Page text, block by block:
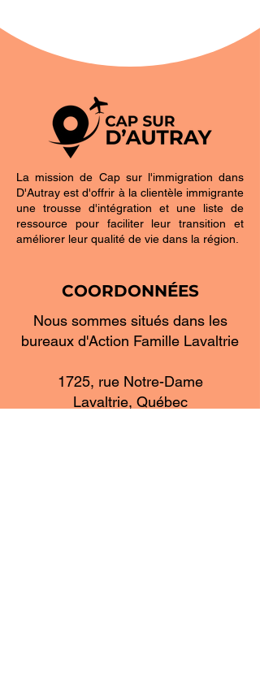
La mission de Cap sur l'immigration dans
D'Autray est d'offrir à la clientèle immigrante
une trousse d'intégration et une liste de
ressource pour faciliter leur transition et
améliorer leur qualité de vie dans la région.
COORDONNÉES
Nous sommes situés dans les
bureaux d'Action Famille Lavaltrie
1725, rue Notre-Dame
Lavaltrie, Québec